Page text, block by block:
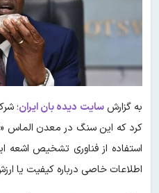
به گزارشسایت دیده بان ایران؛
کرد که این سنگ در معدن الماس
استفاده از فناوری تشخیص
اطلاعات خاصی درباره کیفیت یا